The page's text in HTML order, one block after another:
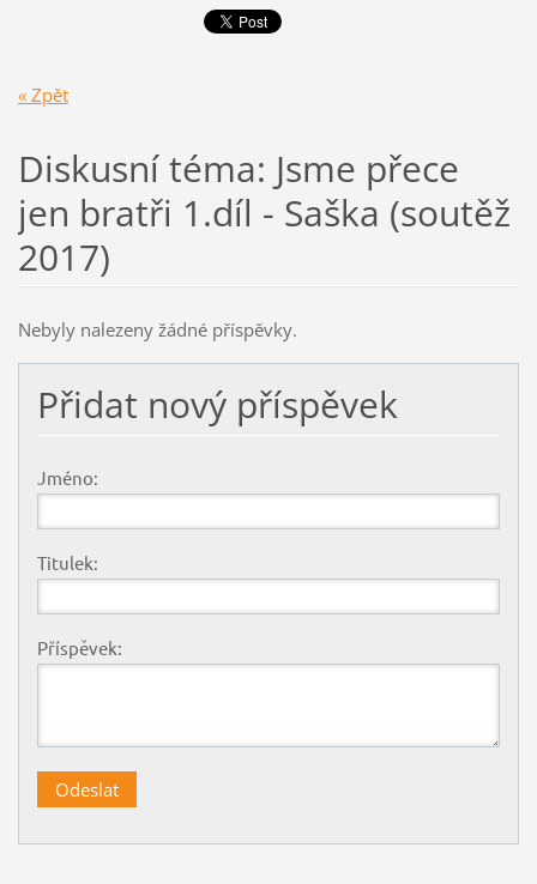
« Zpět
Diskusní téma: Jsme přece
jen bratři 1.díl - Saška (soutěž
2017)
Nebyly nalezeny žádné příspěvky.
Přidat nový příspěvek
Jméno:
Titulek:
Příspěvek: